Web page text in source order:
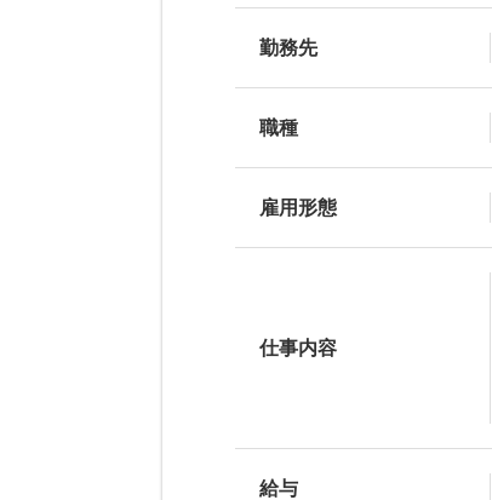
勤務先
職種
雇用形態
仕事内容
給与